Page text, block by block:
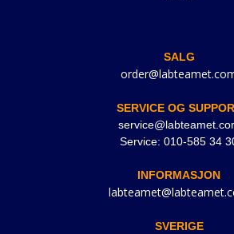
SALG
SERVICE OG
Service: 010-585 34
INFORMASJON
SVERIGE